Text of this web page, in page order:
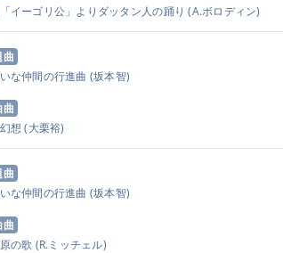
イーゴリ公」よりダッタン人の踊り (A.ボロディン)
曲
な仲間の行進曲 (坂本智)
曲
想 (大栗裕)
曲
な仲間の行進曲 (坂本智)
曲
の歌 (R.ミッチェル)